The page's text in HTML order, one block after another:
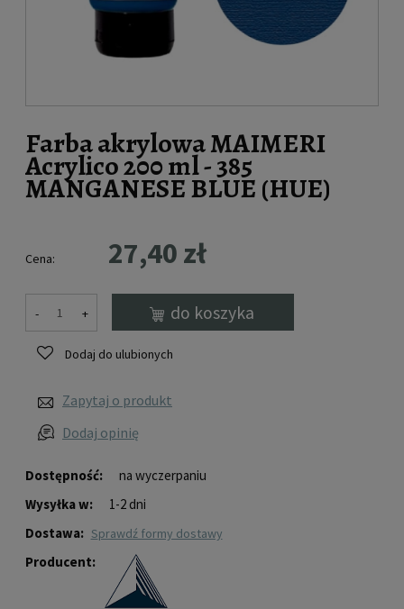
Farba akrylowa MAIMERI
Acrylico 200 ml - 385
MANGANESE BLUE (HUE)
Dostępność:
na wyczerpaniu
Wysyłka w:
1-2 dni
Dostawa:
sprawdź formy dostawy
Producent:
Cena: 27,40 zł
- + do koszyka
Dodaj do ulubionych
Zapytaj o produkt
Dodaj opinię